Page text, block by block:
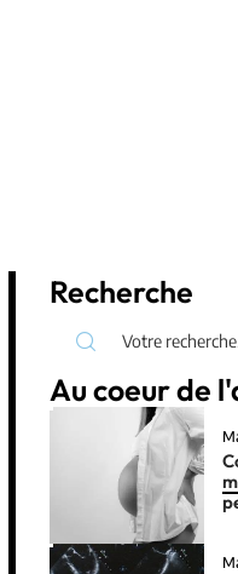
Recherche
Au coeur de